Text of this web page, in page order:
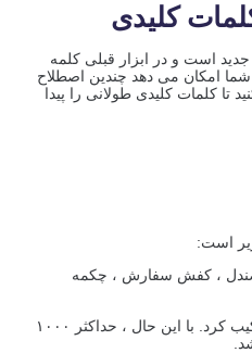
کلیدی
است و در ابزار قبلی کلمه
امکان می دهد چندین اصطلاح
تا کلمات کلیدی طولانی را پیدا
است:
، کفش سفارش ، چکمه
لیست های چندگانه را می توان ترکیب کرد. با این حال ، حداکثر ۱۰۰۰